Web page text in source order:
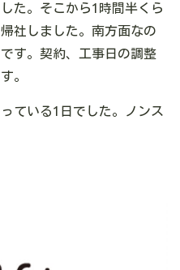
た。そこから1時間半くら
社しました。南方面なの
す。契約、工事日の調整
。
ている1日でした。ノンス